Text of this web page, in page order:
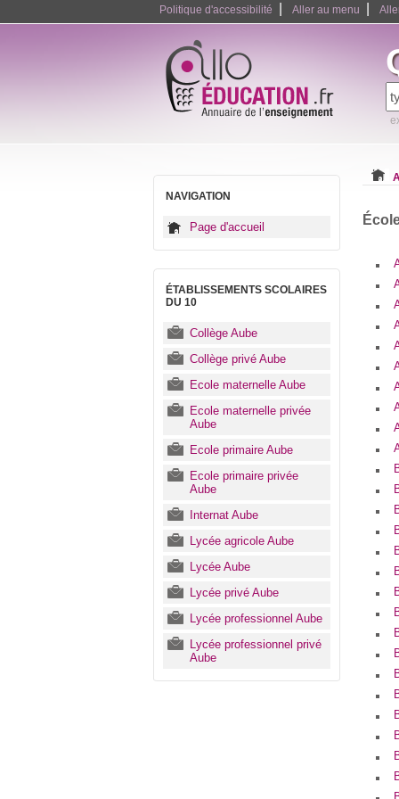
Politique d'accessibilité Aller au menu
NAVIGATION
Page d'accueil
ÉTABLISSEMENTS SCOLAIRES
DU 10
Collège Aube
Collège privé Aube
Ecole maternelle Aube
Ecole maternelle privée
Aube
Ecole primaire Aube
Ecole primaire privée
Aube
Internat Aube
Lycée agricole Aube
Lycée Aube
Lycée privé Aube
Lycée professionnel Aube
Lycée professionnel privé
Aube